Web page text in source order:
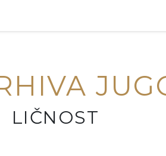
LIČNOST